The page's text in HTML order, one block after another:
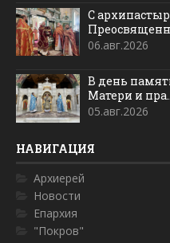
С
06.авг.2026
В день
Матери и
05.авг.2026
НАВИГАЦИЯ
Архиерей
Новости
Епархия
"Покров"